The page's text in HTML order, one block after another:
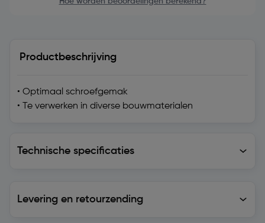
Productbeschrijving
• Optimaal schroefgemak
• Te verwerken in diverse bouwmaterialen
Technische specificaties
Levering en retourzending